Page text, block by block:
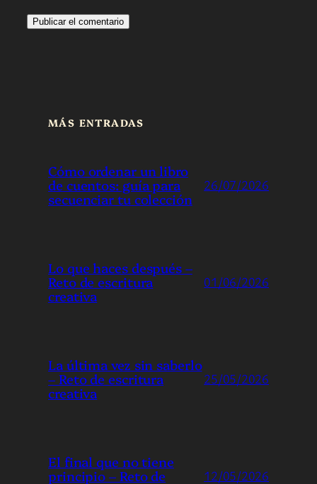
MÁS ENTRADAS
Cómo ordenar un libro
de cuentos: guía para
secuenciar tu colección
26/07/2026
Lo que haces después –
Reto de escritura
creativa
01/06/2026
La última vez sin saberlo
– Reto de escritura
creativa
25/05/2026
El final que no tiene
principio – Reto de 12/05/2026